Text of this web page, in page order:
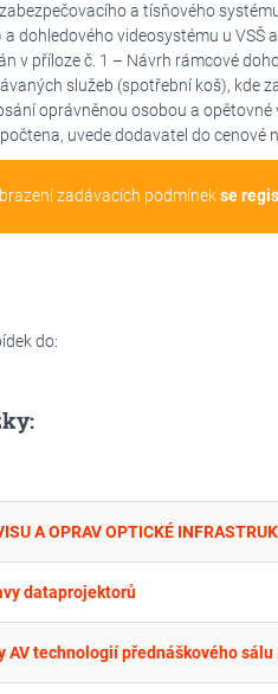
a tísňového
dohledového videosystému u VSŠ
v příloze č. 1 – Návrh rámcové
služeb (spotřební koš), kde
oprávněnou osobou a opětovné
uvede dodavatel do cenové
zadávacích podmínekse
do:
dataprojektorů
AV technologií přednáškového sálu